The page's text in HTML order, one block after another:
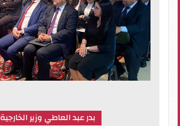
بدر عبد العاطي وزير الخارجية